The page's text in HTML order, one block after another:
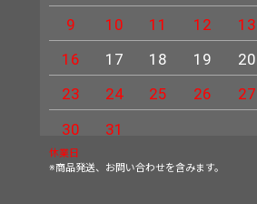
9
10 11 12 13
16
17 18 19 20
23
24 25 26 27
30
31
休業日
※商品発送、お問い合わせを含みます。